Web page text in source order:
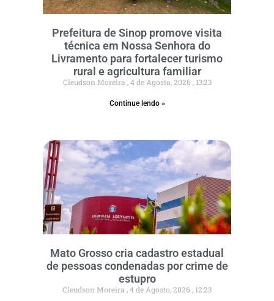
Prefeitura de Sinop promove visita
técnica em Nossa Senhora do
Livramento para fortalecer turismo
rural e agricultura familiar
Cleudson Moreira 4 de Agosto, 2026 13:23
Continue lendo »
Mato Grosso cria cadastro estadual
de pessoas condenadas por crime de
estupro
Cleudson Moreira 4 de Agosto, 2026 12:23